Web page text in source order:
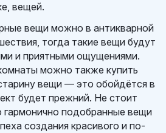
вещей.
вещи можно в антикварной
тогда такие вещи будут
и приятными ощущениями.
можно также купить
вещи — это обойдётся в
будет прежний. Не стоит
гармонично подобранные вещи
создания красивого и по-